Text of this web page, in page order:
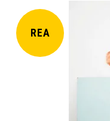
REA